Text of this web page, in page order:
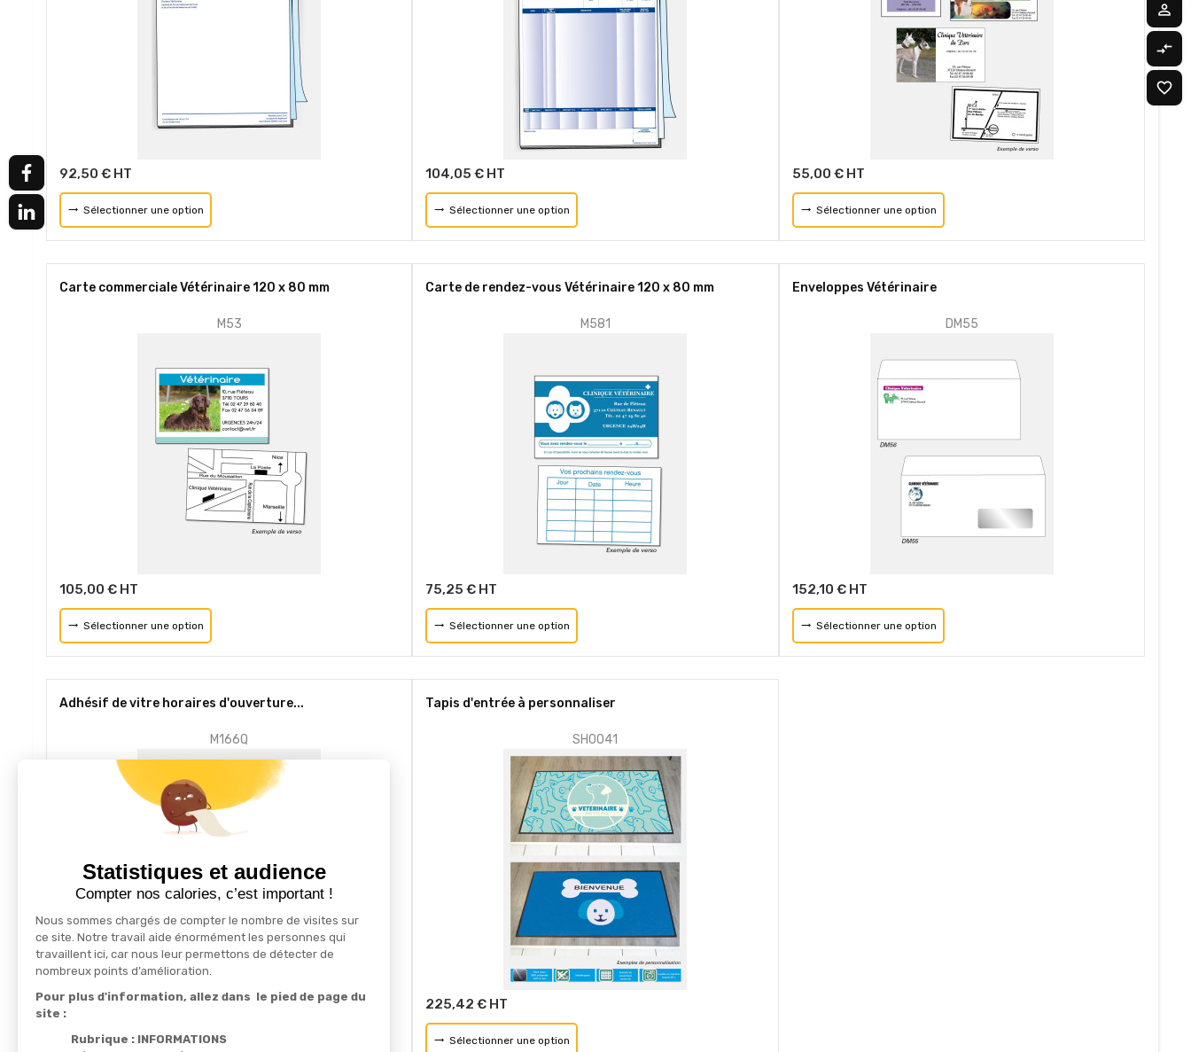
person_outline
compare_arrows
favorite_border
92,50 € HT
Sélectionner une option
104,05 € HT
Sélectionner une option
55,00 € HT
Sélectionner une option
Carte commerciale Vétérinaire 120 x 80 mm
M53
105,00 € HT
Sélectionner une option
Carte de rendez-vous Vétérinaire 120 x 80 mm
M581
75,25 € HT
Sélectionner une option
Enveloppes Vétérinaire
DM55
152,10 € HT
Sélectionner une option
Adhésif de vitre horaires d'ouverture...
M166Q
61,26 € HT
Sélectionner une option
Tapis d'entrée à personnaliser
SH0041
225,42 € HT
Sélectionner une option
Statistiques et audience
Compter nos calories, c’est important !
Nous sommes chargés de compter le nombre de visites sur
ce site. Notre travail aide énormément les personnes qui
travaillent ici, car nous leur permettons de détecter de
nombreux points d’amélioration.
Pour plus d'information, allez dans le pied de page du
site :
Rubrique : INFORMATIONS